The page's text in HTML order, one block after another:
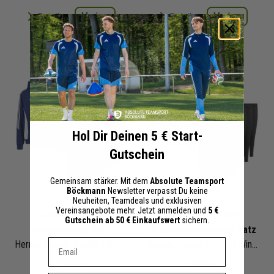
Details Merken
+ 24 Interessenten
Details Merken
+ 19 Interessenten
adidas Tiro 24
720,00 €
adidas Tiro Travel
Präsentationsanzug Satz
Herren Damen 2-teilig | Windbreaker Präsentationshose
840,00 €
Hol Dir Deinen 5 € Start-
Gutschein
Gemeinsam stärker. Mit dem Absolute Teamsport
Böckmann Newsletter verpasst Du keine
Neuheiten, Teamdeals und exklusiven
Vereinsangebote mehr. Jetzt anmelden und 5 €
Gutschein ab 50 € Einkaufswert sichern.
Dein E-mail Adresse